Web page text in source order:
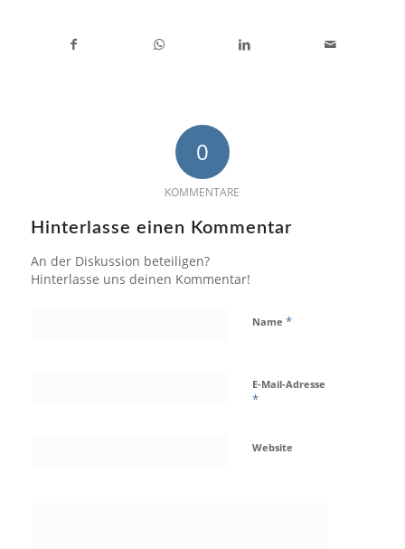
0
KOMMENTARE
Hinterlasse einen Kommentar
An der Diskussion beteiligen?
Hinterlasse uns deinen Kommentar!
Name *
E-Mail-Adresse
*
Website